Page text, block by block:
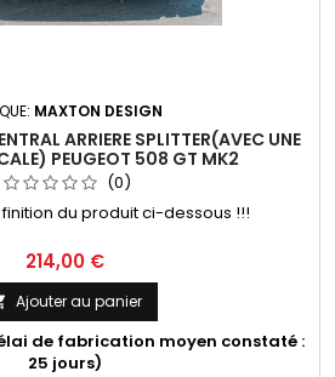
MAXTON DESIGN
ARRIERE SPLITTER(AVEC UNE
PEUGEOT 508 GT MK2
(0)
du produit ci-dessous !!!
Prix
214,00 €
Ajouter au panier
de fabrication moyen constaté :
25 jours)